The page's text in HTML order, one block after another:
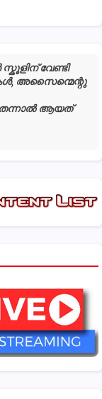
വേണ്ടി
അസൈന്മെന്റു
ആയത്